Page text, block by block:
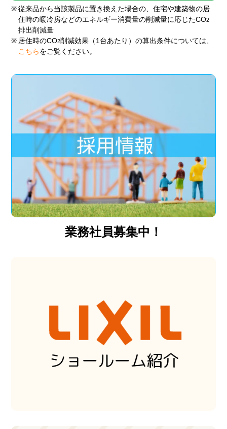
※ 従来品から当該製品に置き換えた場合の、住宅や建築物の居
住時の暖冷房などのエネルギー消費量の削減量に応じたCO2
排出削減量
※ 居住時のCO2削減効果（1台あたり）の算出条件については、
こちら をご覧ください。
業務社員募集中！